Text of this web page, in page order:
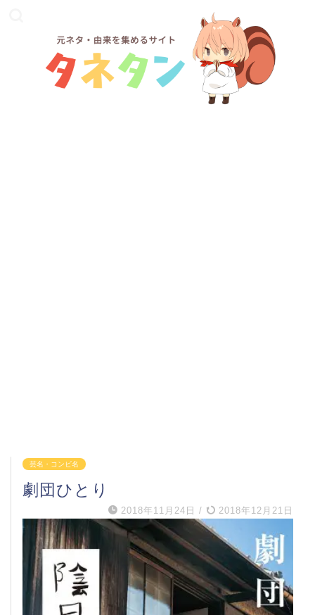
芸名・コンビ名
劇団ひとり
2018年11月24日 / 2018年12月21日